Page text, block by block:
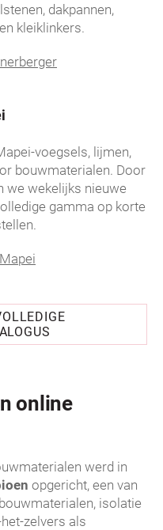
dakpannen,
kleiklinkers.
voegsels, lijmen,
bouwmaterialen. Door
we wekelijks nieuwe
gamma op korte
online
werd in
opgericht, een van
isolatie
zelvers als